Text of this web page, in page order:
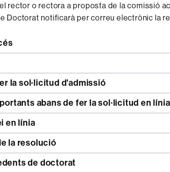
rector o rectora a proposta de la comissió
Doctorat notificarà per correu electrònic la
la sol·licitud d'admissió
abans de fer la sol·licitud en línia
en línia
la resolució
de doctorat